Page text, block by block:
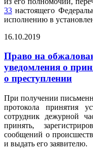
33 настоящего
исполнению в
16.10.2019
Право на
уведомления о
о преступлении
При получении
протокола принятия
сотрудник дежурной
принять,
сообщений о
и выдать его заявителю.